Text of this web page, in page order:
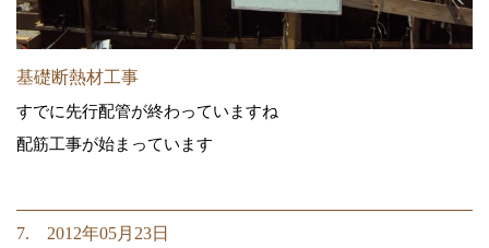
基礎断熱材工事
すでに先行配管が終わっていますね
配筋工事が始まっています
7. 2012年05月23日